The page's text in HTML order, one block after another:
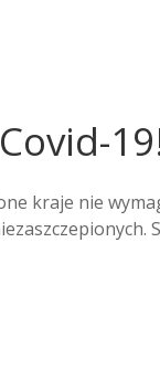
kraje nie